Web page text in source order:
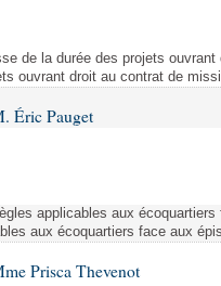
de la durée des projets
ouvrant droit au contrat de
Éric Pauget
applicables aux
aux écoquartiers face aux
Prisca Thevenot